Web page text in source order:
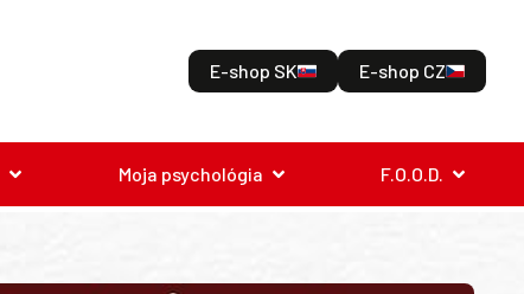
E-shop SK E-shop CZ
Moja psychológia F.O.O.D.